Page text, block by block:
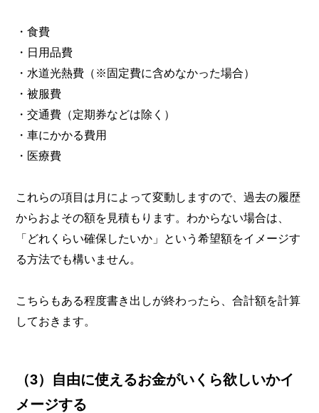
・食費
・日用品費
・水道光熱費（※固定費に含めなかった場合）
・被服費
・交通費（定期券などは除く）
・車にかかる費用
・医療費
これらの項目は月によって変動しますので、過去の履歴
からおよその額を見積もります。わからない場合は、
「どれくらい確保したいか」という希望額をイメージす
る方法でも構いません。
こちらもある程度書き出しが終わったら、合計額を計算
しておきます。
（3）自由に使えるお金がいくら欲しいかイ
メージする